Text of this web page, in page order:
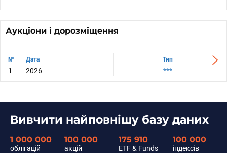
Аукціони і дорозміщення
№ Дата
1 2026
№ Дата Тип
2026 ***
Вивчити найповнішу базу даних
1 000 000
облігацій
100 000
акцій
175 910
ETF & Funds
100 000
індексів